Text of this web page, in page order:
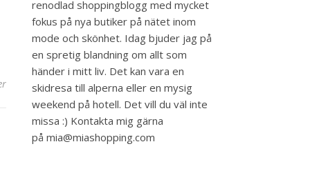
renodlad shoppingblogg med mycket
fokus på nya butiker på nätet inom
mode och skönhet. Idag bjuder jag på
en spretig blandning om allt som
händer i mitt liv. Det kan vara en
skidresa till alperna eller en mysig
weekend på hotell. Det vill du väl inte
missa :) Kontakta mig gärna
på mia@miashopping.com